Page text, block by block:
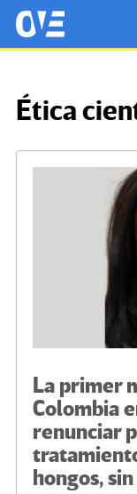
Saltar al contenido principal
Ética
La primer
Colombia
renunciar
hongos,